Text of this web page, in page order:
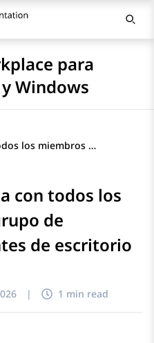
para
Windows
Iniciar una llamada con todos los miembros de un grupo de contactos en clientes de escritorio
con todos los
de
de escritorio
de PDF
| 1 min read